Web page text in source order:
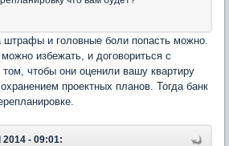
штрафы и головные боли попасть можно.
избежать, и договориться с
чтобы они оценили вашу квартиру
проектных планов. Тогда банк
- 09:01: